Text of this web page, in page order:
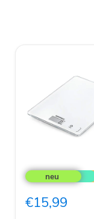
61501
dig.
Page
€15,99